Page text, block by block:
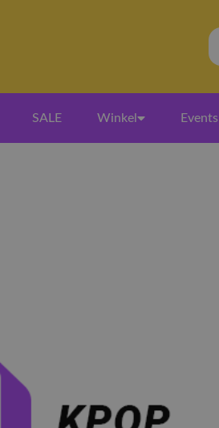
SALE Winkel Events